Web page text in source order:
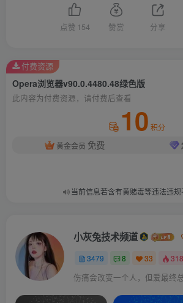
点赞 154 赞赏 分享
Opera浏览器v90.0.4480.48绿色版
此内容为付费资源，请付费后查看
10 积分
黄金会员 免费
当前信息若含有黄赌毒等违法违规
付费资源
小灰兔技术频道
3479 8 33